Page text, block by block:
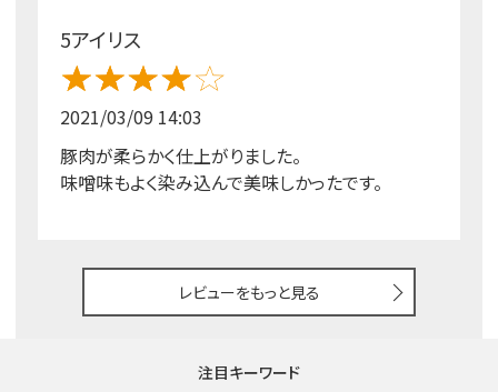
5アイリス
2021/03/09 14:03
豚肉が柔らかく仕上がりました。
味噌味もよく染み込んで美味しかったです。
レビューをもっと見る
注目キーワード